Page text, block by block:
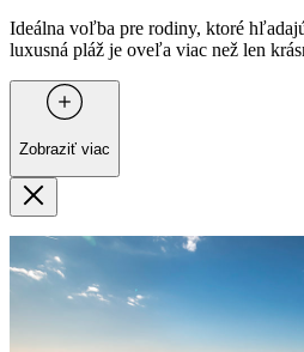
Ideálna voľba pre rodiny, ktoré
luxusná pláž je oveľa viac než len
Zobraziť viac